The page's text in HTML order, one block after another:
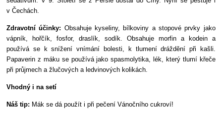
v Čechách.
Zdravotní účinky: Obsahuje kyseliny, bílkoviny a stopové prvky jako
vápník, hořčík, fosfor, draslík, sodík. Obsahuje morfin a kodein a
používá se k snížení vnímání bolesti, k tlumení dráždění při kašli.
Papaverin z máku se používá jako spasmolytika, lék, který tlumí křeče
při průjmech a žlučových a ledvinových kolikách.
Vhodný i na setí
Náš tip: Mák se dá použít i při pečení Vánočního cukroví!